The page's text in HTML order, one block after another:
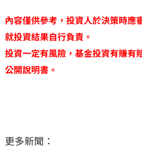
內容僅供參考，投資人於決策時應
就投資結果自行負責。
投資一定有風險，基金投資有賺有
公開說明書。
更多新聞：